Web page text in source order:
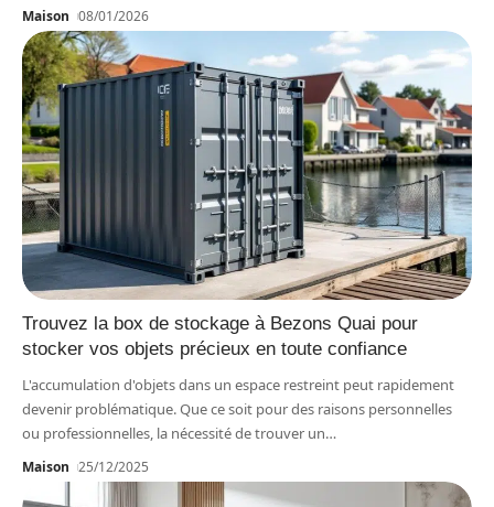
Maison 08/01/2026
Trouvez la box de stockage à Bezons Quai pour
stocker vos objets précieux en toute confiance
L'accumulation d'objets dans un espace restreint peut rapidement
devenir problématique. Que ce soit pour des raisons personnelles
ou professionnelles, la nécessité de trouver un…
Maison 25/12/2025